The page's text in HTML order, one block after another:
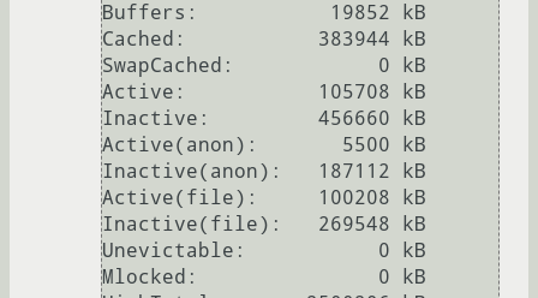
Buffers:           19852 kB
Cached:           383944 kB
SwapCached:            0 kB
Active:           105708 kB
Inactive:         456660 kB
Active(anon):       5500 kB
Inactive(anon):   187112 kB
Active(file):     100208 kB
Inactive(file):   269548 kB
Unevictable:           0 kB
Mlocked:               0 kB